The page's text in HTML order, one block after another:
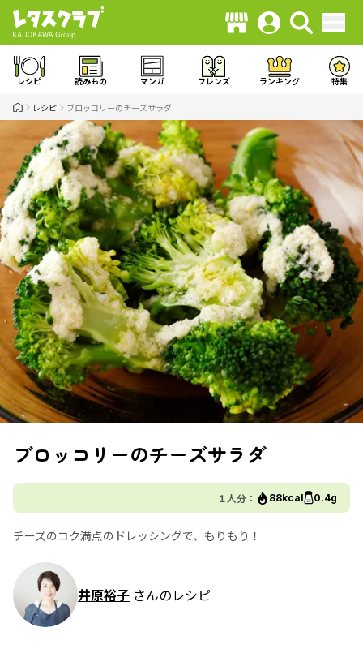
レシピ 読みもの マンガ フレンズ ランキング 特集
レシピ ブロッコリーのチーズサラダ
ブロッコリーのチーズサラダ
１人分： 88kcal 0.4g
チーズのコク満点のドレッシングで、もりもり！
井原裕子 さんのレシピ